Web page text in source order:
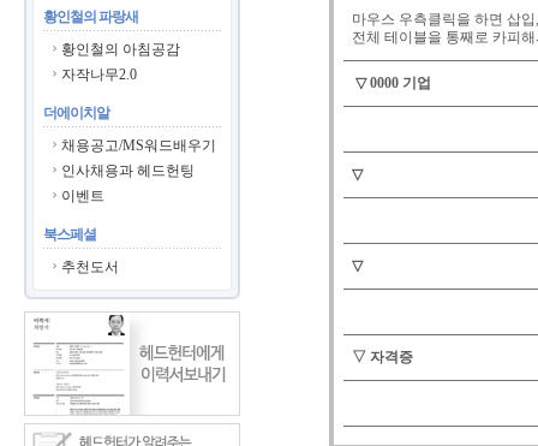
황인철의 파랑새
황인철의 아침공감
자작나무2.0
더에이치알
채용공고/MS워드배우기
인사채용과 헤드헌팅
이벤트
북스페셜
추천도서
마우스 우측클릭을 하면 삽입
전체 테이블을 통째로 카피
▽0000기업
▽
▽
▽ 자격증